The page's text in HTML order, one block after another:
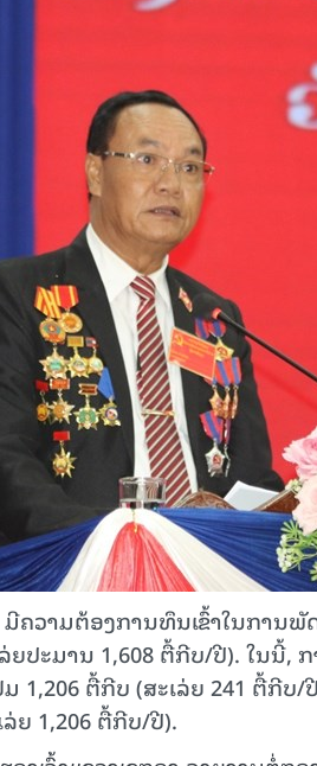
ມີຄວາມຕ້ອງການທຶນເຂົ້າໃນກາ
ລ່ຍປະມານ 1,608 ຕື້ກີບ/ປີ). ໃນນີ້,
1,206 ຕື້ກີບ (ສະເລ່ຍ 241 ຕື້ກີບ
ຍ 1,206 ຕື້ກີບ/ປີ).